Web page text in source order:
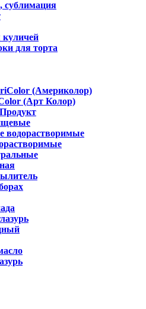
для торта
(Америколор)
(Арт Колор)
водорастворимые